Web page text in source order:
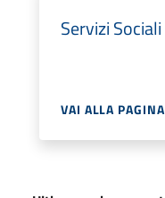
Servizi Sociali
VAI ALLA PAGINA